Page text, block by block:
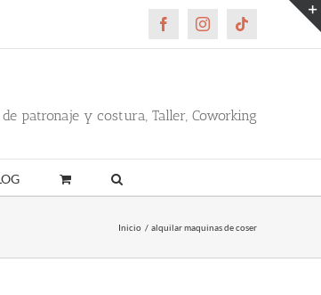
FacebookInstagramTiktok
patronaje y costura, Taller, Coworking
Inicio alquilar maquinas de coser